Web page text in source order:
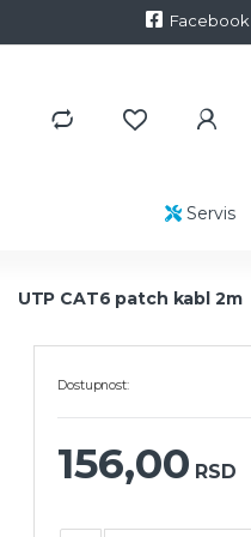
Facebook
Servis
UTP CAT6 patch kabl 2m
Dostupnost:
156,00 RSD